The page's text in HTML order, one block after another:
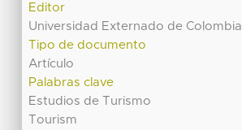
Editor
Universidad Externado de Colombia
Tipo de documento
Artículo
Palabras clave
Estudios de Turismo
Tourism